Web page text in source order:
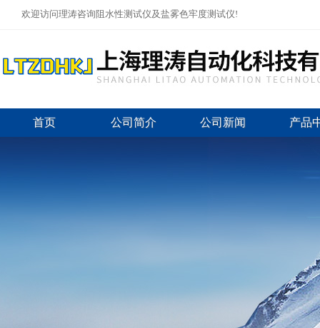
欢迎访问理涛咨询阻水性测试仪及盐雾色牢度测试仪!
首页 公司简介 公司新闻 产品